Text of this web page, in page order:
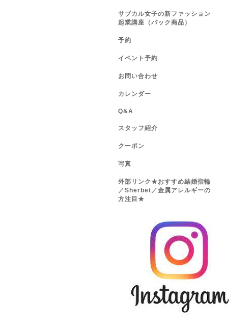
サブカル女子の新ファッション
起業講座（パック商品）
予約
イベント予約
お問い合わせ
カレンダー
Q&A
スタッフ紹介
クーポン
写真
外部リンク★おすすめ結婚指輪
／Sherbet／金属アレルギーの
方注目★